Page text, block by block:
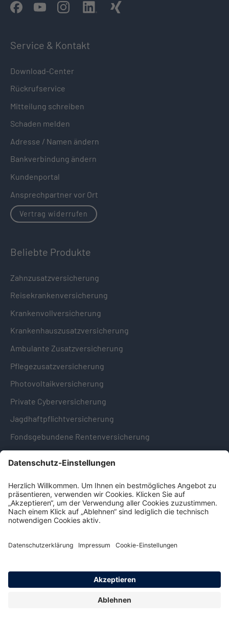
Service & Kontakt
Download-Center
Rückrufservice
Mitteilung schreiben
Schaden melden
Adresse / Namen ändern
Bankverbindung ändern
Kundenportal
Ansprechpartner vor Ort
Vertrag widerrufen
Beliebte Produkte
Zahnzusatzversicherung
Reisekrankenversicherung
Krankenvollversicherung
Krankenhauszusatzversicherung
Ambulante Zusatzversicherung
Pflegezusatzversicherung
Photovoltaikversicherung
Private Cyberversicherung
Jagdhaftpflichtversicherung
Fondsgebundene Rentenversicherung
Hinweise & Informationen
Impressum
Datenschutz
Hinweisgebersystem -